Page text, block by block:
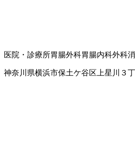
医院・診療所胃腸外科胃腸内科外科
神奈川県横浜市保土ケ谷区上星川３